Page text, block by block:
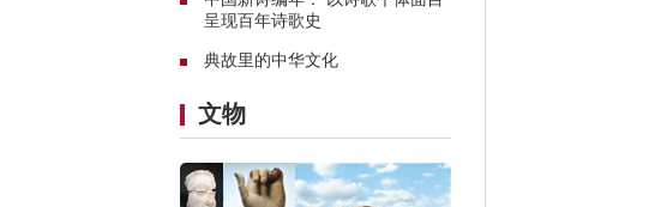
呈现百年诗歌史
典故里的中华文化
文物